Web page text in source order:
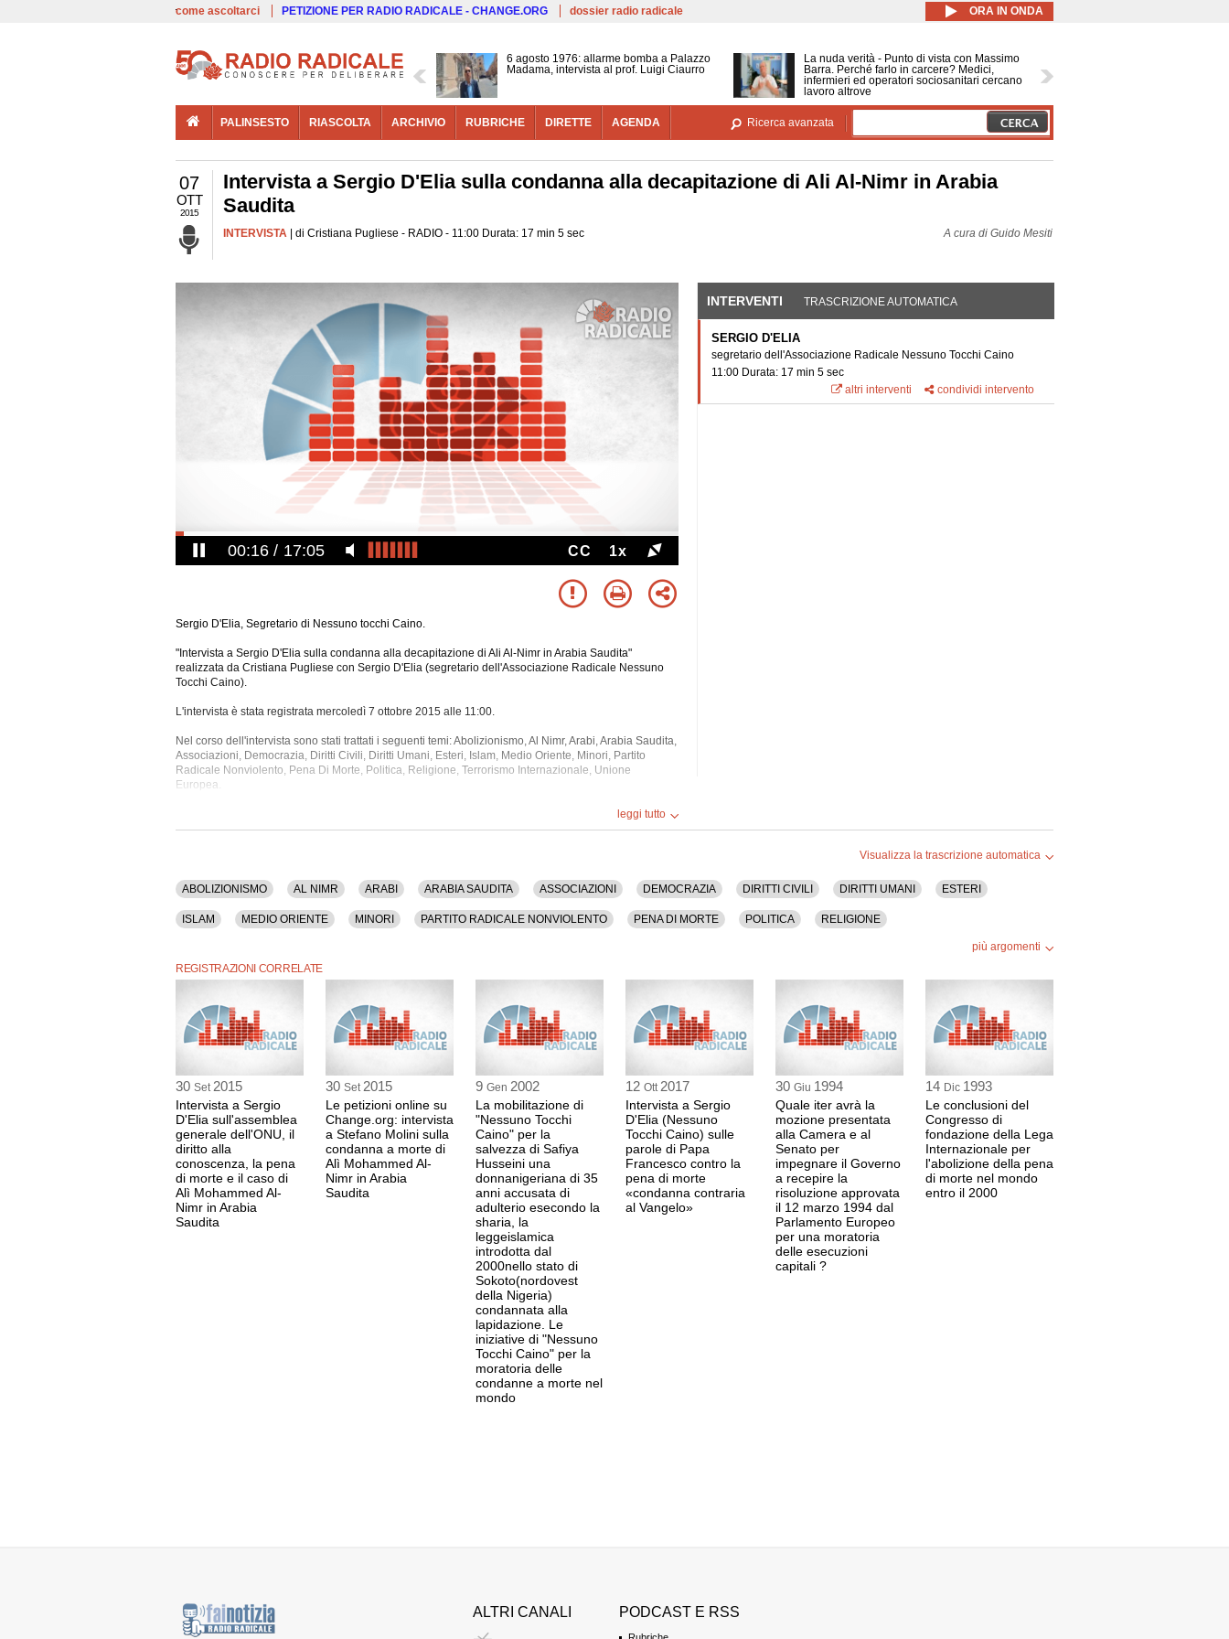
Salta al contenuto principale
come ascoltarci PETIZIONE PER RADIO RADICALE - CHANGE.ORG dossier radio radicale ORA IN ONDA
6 agosto 1976: allarme bomba a Palazzo
Madama, intervista al prof. Luigi Ciaurro
La nuda verità - Punto di vista con Massimo
Barra. Perché farlo in carcere? Medici,
infermieri ed operatori sociosanitari cercano
lavoro altrove
PALINSESTO RIASCOLTA ARCHIVIO RUBRICHE DIRETTE AGENDA Ricerca avanzata
07
OTT
2015
Intervista a Sergio D'Elia sulla condanna alla decapitazione di Ali Al-Nimr in Arabia
Saudita
INTERVISTA | di Cristiana Pugliese - RADIO - 11:00 Durata: 17 min 5 sec A cura di Guido Mesiti
00:17 17:05 CC 1x
Sergio D'Elia, Segretario di Nessuno tocchi Caino.
"Intervista a Sergio D'Elia sulla condanna alla decapitazione di Ali Al-Nimr in Arabia Saudita"
realizzata da Cristiana Pugliese con Sergio D'Elia (segretario dell'Associazione Radicale Nessuno
Tocchi Caino).
L'intervista è stata registrata mercoledì 7 ottobre 2015 alle 11:00.
Nel corso dell'intervista sono stati trattati i seguenti temi: Abolizionismo, Al Nimr, Arabi, Arabia Saudita,
Associazioni, Democrazia, Diritti Civili, Diritti Umani, Esteri, Islam, Medio Oriente, Minori, Partito
Radicale Nonviolento, Pena Di Morte, Politica, Religione, Terrorismo Internazionale, Unione
Europea.
leggi tutto
INTERVENTI (SCHEDA ATTIVA)
TRASCRIZIONE AUTOMATICA
SERGIO D'ELIA
segretario dell'Associazione Radicale Nessuno Tocchi Caino
11:00 Durata: 17 min 5 sec
altri interventi
condividi intervento
Visualizza la trascrizione automatica
ABOLIZIONISMO AL NIMR ARABI ARABIA SAUDITA ASSOCIAZIONI DEMOCRAZIA DIRITTI CIVILI DIRITTI UMANI ESTERI
ISLAM MEDIO ORIENTE MINORI PARTITO RADICALE NONVIOLENTO PENA DI MORTE POLITICA RELIGIONE
più argomenti
REGISTRAZIONI CORRELATE
30 Set 2015
Intervista a Sergio
D'Elia sull'assemblea
generale dell'ONU, il
diritto alla
conoscenza, la pena
di morte e il caso di
Alì Mohammed Al-
Nimr in Arabia
Saudita
30 Set 2015
Le petizioni online su
Change.org: intervista
a Stefano Molini sulla
condanna a morte di
Alì Mohammed Al-
Nimr in Arabia
Saudita
9 Gen 2002
La mobilitazione di
"Nessuno Tocchi
Caino" per la
salvezza di Safiya
Husseini una
donnanigeriana di 35
anni accusata di
adulterio esecondo la
sharia, la
leggeislamica
introdotta dal
2000nello stato di
Sokoto(nordovest
della Nigeria)
condannata alla
lapidazione. Le
iniziative di "Nessuno
Tocchi Caino" per la
moratoria delle
condanne a morte nel
mondo
12 Ott 2017
Intervista a Sergio
D'Elia (Nessuno
Tocchi Caino) sulle
parole di Papa
Francesco contro la
pena di morte
«condanna contraria
al Vangelo»
30 Giu 1994
Quale iter avrà la
mozione presentata
alla Camera e al
Senato per
impegnare il Governo
a recepire la
risoluzione approvata
il 12 marzo 1994 dal
Parlamento Europeo
per una moratoria
delle esecuzioni
capitali ?
14 Dic 1993
Le conclusioni del
Congresso di
fondazione della Lega
Internazionale per
l'abolizione della pena
di morte nel mondo
entro il 2000
ALTRI CANALI PODCAST E RSS